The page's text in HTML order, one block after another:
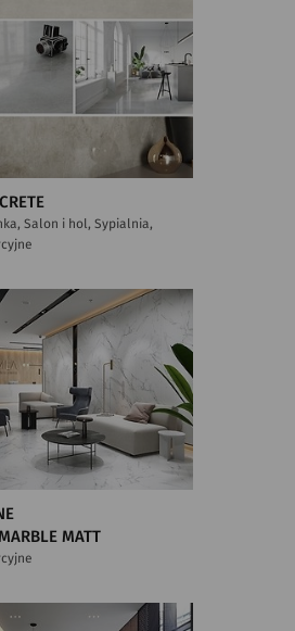
Salon i hol, Sypialnia,
MATT